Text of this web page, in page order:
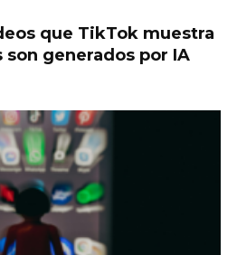
que TikTok muestra
son generados por IA